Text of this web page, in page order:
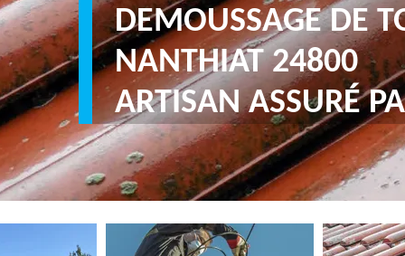
DEMOUSSAGE DE
NANTHIAT 24800
ARTISAN ASSURÉ